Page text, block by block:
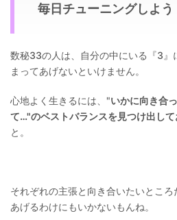
毎日チューニングしよう
数秘33の人は、自分の中にいる『3』
まってあげないといけません。
心地よく生きるには、"いかに向き合
て…"のベストバランスを見つけ出して
と。
それぞれの主張と向き合いたいとこ
あげるわけにもいかないもんね。